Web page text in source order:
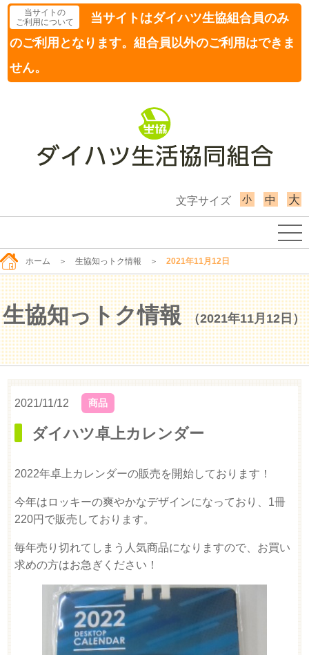
当サイトの
ご利用について
当サイトはダイハツ生協組合員のみ
のご利用となります。組合員以外のご利用はできま
せん。
文字サイズ 小 中 大
ホーム ＞ 生協知っトク情報 ＞ 2021年11月12日
生協知っトク情報 （2021年11月12日）
2021/11/12 商品
ダイハツ卓上カレンダー
2022年卓上カレンダーの販売を開始しております！
今年はロッキーの爽やかなデザインになっており、1冊
220円で販売しております。
毎年売り切れてしまう人気商品になりますので、お買い
求めの方はお急ぎください！